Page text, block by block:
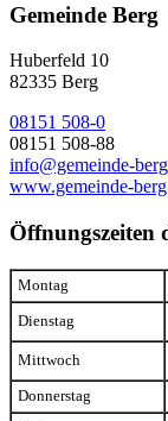
Gemeinde Berg
Huberfeld 10
82335 Berg
08151 508-0
08151 508-88
info@gemeinde-
www.gemeinde-
Öffnungszeiten
Montag
Dienstag
Mittwoch
Donnerstag